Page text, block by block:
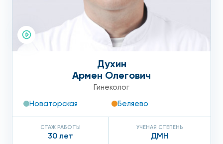
Любой медицинский центр в Москве может предложить
вам лечение генитального герпеса, но только в сети
клиник «Столица» вы сможете пройти самый безопасный и
эффективный курс противовирусной терапии. Это надолго
Духин
Армен Олегович
Гинеколог
Новаторская
Беляево
СТАЖ РАБОТЫ
30 лет
УЧЕНАЯ СТЕПЕНЬ
ДМН